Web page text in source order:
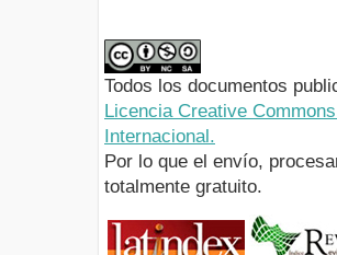
Todos los documentos
Licencia Creative
Internacional.
Por lo que el envío,
totalmente gratuito.